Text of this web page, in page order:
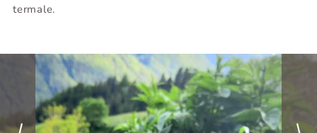
termale.